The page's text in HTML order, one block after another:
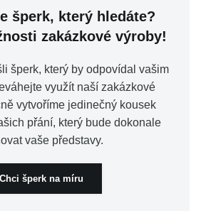
šperk, který hledáte?
zakázkové výroby!
šperk, který by odpovídal vašim
využít naší zakázkové
vytvoříme jedinečný kousek
přání, který bude dokonale
vaše představy.
Chci šperk na míru